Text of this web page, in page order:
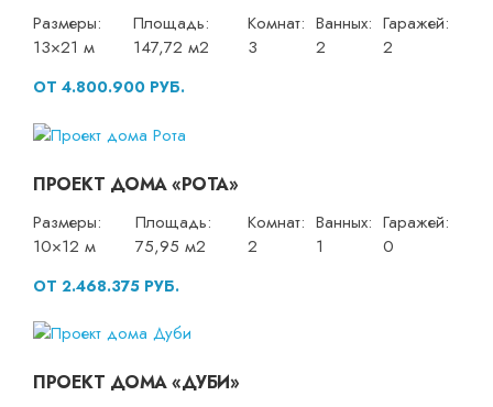
Размеры:
13×21 м
Площадь:
147,72 м2
Комнат:
3
Ванных:
2
Гаражей:
2
ОТ 4.800.900 РУБ.
ПРОЕКТ ДОМА «РОТА»
Размеры:
10×12 м
Площадь:
75,95 м2
Комнат:
2
Ванных:
1
Гаражей:
0
ОТ 2.468.375 РУБ.
ПРОЕКТ ДОМА «ДУБИ»